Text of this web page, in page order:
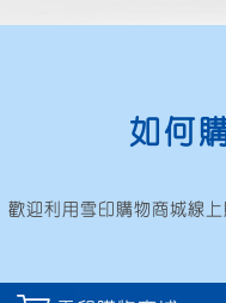
如何
歡迎利用雪印購物商城線上